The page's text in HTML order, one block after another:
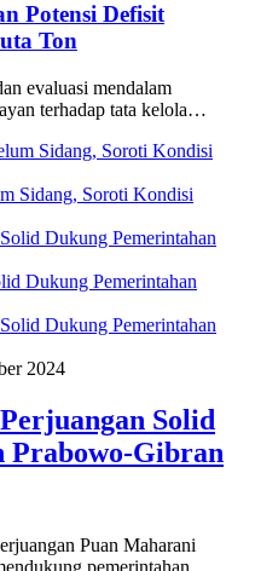
Potensi Defisit
Ton
evaluasi mendalam
terhadap tata kelola…
Sidang, Soroti Kondisi
Dukung Pemerintahan
2024
Solid
Prabowo-Gibran
Puan Maharani
pemerintahan…